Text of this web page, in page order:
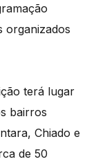
organizados
terá lugar
bairros
Chiado e
de 50